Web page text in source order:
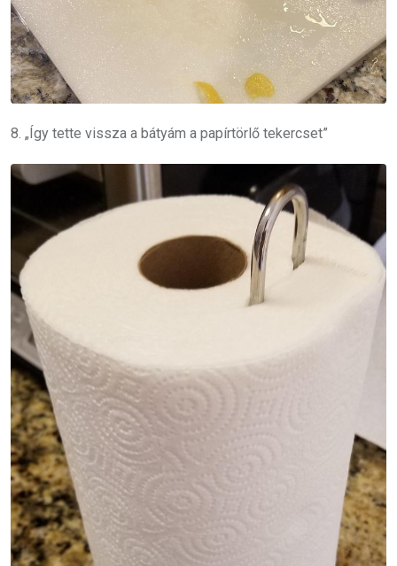
8. „Így tette vissza a bátyám a papírtörlő tekercset”